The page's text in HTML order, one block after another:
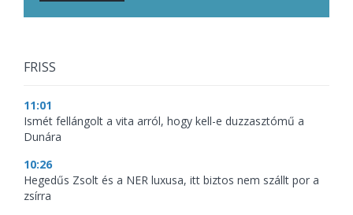
FRISS
11:01
Ismét fellángolt a vita arról, hogy kell-e duzzasztómű a
Dunára
10:26
Hegedűs Zsolt és a NER luxusa, itt biztos nem szállt por a
zsírra